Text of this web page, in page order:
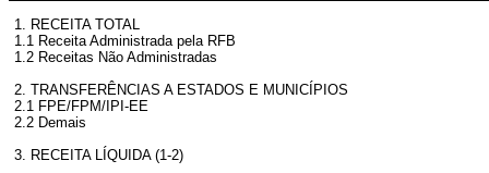
1. RECEITA TOTAL
1.1 Receita Administrada pela RFB
1.2 Receitas Não Administradas
2. TRANSFERÊNCIAS A ESTADOS E MUNICÍPIOS
2.1 FPE/FPM/IPI-EE
2.2 Demais
3. RECEITA LÍQUIDA (1-2)